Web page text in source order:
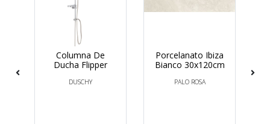
Columna De
Ducha Flipper
DUSCHY
Porcelanato Ibiza
Bianco 30x120cm
PALO ROSA